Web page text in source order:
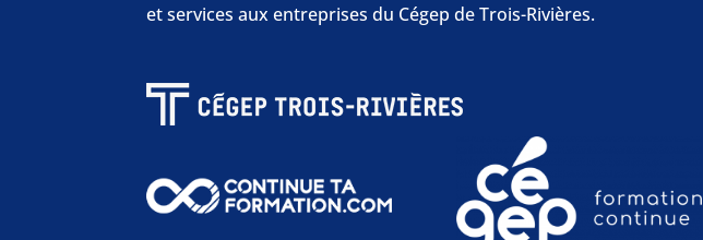
et services aux entreprises du Cégep de Trois-Rivières.